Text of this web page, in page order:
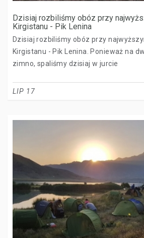
Dzisiaj rozbiliśmy obóz przy
Kirgistanu - Pik Lenina
Dzisiaj rozbiliśmy obóz przy
Kirgistanu - Pik Lenina. Ponieważ na
zimno, spaliśmy dzisiaj w jurcie
LIP 17